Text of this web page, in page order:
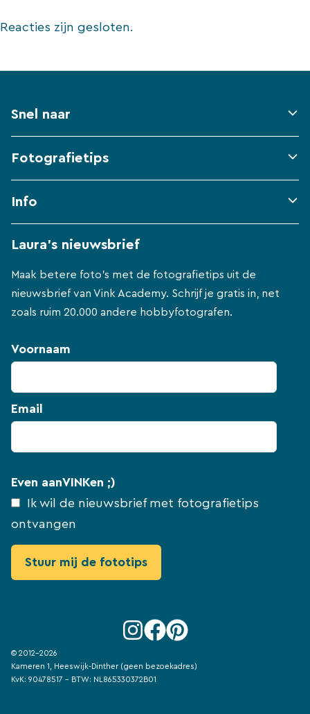
Reacties zijn gesloten.
Snel naar
Fotografietips
Info
Laura's nieuwsbrief
Maak betere foto's met de fotografietips uit de
nieuwsbrief van Vink Academy. Schrijf je gratis in, net
zoals ruim 20.000 andere hobbyfotografen.
Voornaam
Email
Even aanVINKen ;)
Ik wil de nieuwsbrief met fotografietips
ontvangen
© 2012-2026
Kameren 1, Heeswijk-Dinther (geen bezoekadres)
KvK: 90478517 - BTW: NL865330372B01